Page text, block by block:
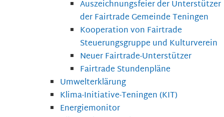
Auszeichnungsfeier der Unterstützer
der Fairtrade Gemeinde Teningen
Kooperation von Fairtrade
Steuerungsgruppe und Kulturverein
Neuer Fairtrade-Unterstützer
Fairtrade Stundenpläne
Umwelterklärung
Klima-Initiative-Teningen (KIT)
Energiemonitor